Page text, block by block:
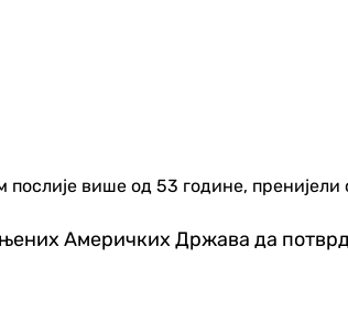
више од 53 године, пренијели
Америчких Држава да